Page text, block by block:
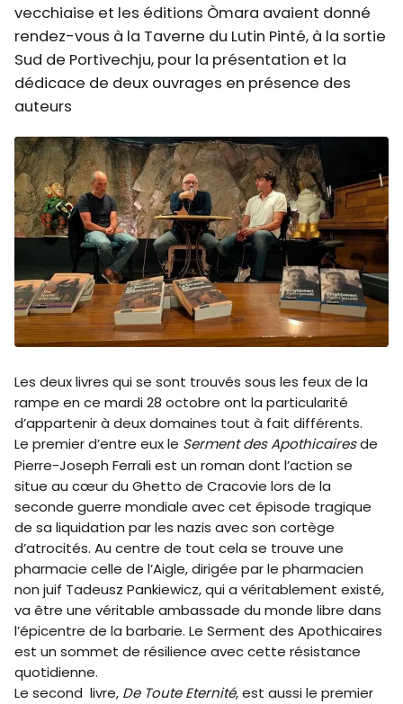
vecchiaise et les éditions Òmara avaient donné
rendez-vous à la Taverne du Lutin Pinté, à la sortie
Sud de Portivechju, pour la présentation et la
dédicace de deux ouvrages en présence des
auteurs
Les deux livres qui se sont trouvés sous les feux de la
rampe en ce mardi 28 octobre ont la particularité
d’appartenir à deux domaines tout à fait différents.
Le premier d’entre eux le Serment des Apothicairesde
Pierre-Joseph Ferrali est un roman dont l’action se
situe au cœur du Ghetto de Cracovie lors de la
seconde guerre mondiale avec cet épisode tragique
de sa liquidation par les nazis avec son cortège
d’atrocités. Au centre de tout cela se trouve une
pharmacie celle de l’Aigle, dirigée par le pharmacien
non juif Tadeusz Pankiewicz, qui a véritablement existé,
va être une véritable ambassade du monde libre dans
l’épicentre de la barbarie. Le Serment des Apothicaires
est un sommet de résilience avec cette résistance
quotidienne.
Le second livre, De Toute Eternité, est aussi le premier